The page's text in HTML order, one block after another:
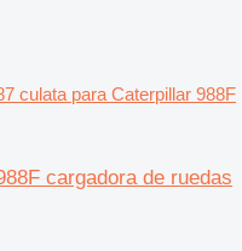
culata para Caterpillar 988F
cargadora de ruedas